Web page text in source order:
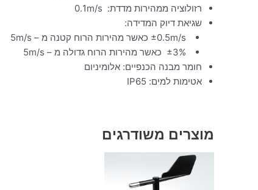
רזולוציה ממהירות מדדת: 0.1m/s
שגיאת דיוק המדידה:
חומר מבנה הכנפיים: אלומיניום
אטימות למים: IP65
מוצרים משודרגים